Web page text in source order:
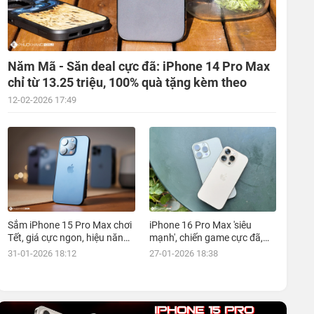
Năm Mã - Săn deal cực đã: iPhone 14 Pro Max
chỉ từ 13.25 triệu, 100% quà tặng kèm theo
12-02-2026 17:49
Sắm iPhone 15 Pro Max chơi
Tết, giá cực ngon, hiệu năng
đỉnh, kèm nhiều ưu đãi, mua
31-01-2026 18:12
iPhone 16 Pro Max 'siêu
mạnh', chiến game cực đã,
giá siêu hợp lý, mua ngay!
27-01-2026 18:38